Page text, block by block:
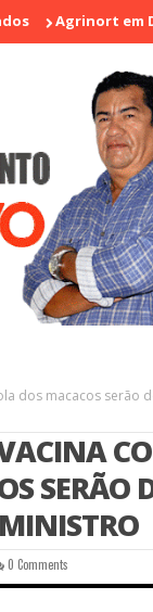
Agrinort em
dos macacos serão
SERÃO
0 Comments